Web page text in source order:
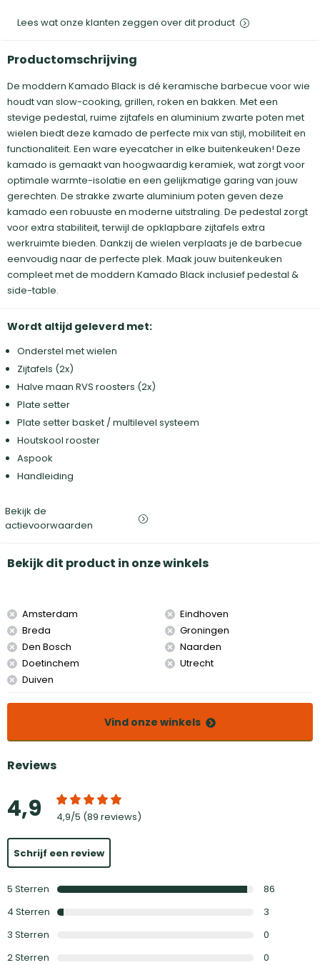
Lees wat onze klanten zeggen over dit product
Productomschrijving
De moddern Kamado Black is dé keramische barbecue voor wie
houdt van slow-cooking, grillen, roken en bakken. Met een
stevige pedestal, ruime zijtafels en aluminium zwarte poten met
wielen biedt deze kamado de perfecte mix van stijl, mobiliteit en
functionaliteit. Een ware eyecatcher in elke buitenkeuken! Deze
kamado is gemaakt van hoogwaardig keramiek, wat zorgt voor
optimale warmte-isolatie en een gelijkmatige garing van jouw
gerechten. De strakke zwarte aluminium poten geven deze
kamado een robuuste en moderne uitstraling. De pedestal zorgt
voor extra stabiliteit, terwijl de opklapbare zijtafels extra
werkruimte bieden. Dankzij de wielen verplaats je de barbecue
eenvoudig naar de perfecte plek. Maak jouw buitenkeuken
compleet met de moddern Kamado Black inclusief pedestal &
side-table.
Wordt altijd geleverd met:
Onderstel met wielen
Zijtafels (2x)
Halve maan RVS roosters (2x)
Plate setter
Plate setter basket / multilevel systeem
Houtskool rooster
Aspook
Handleiding
Bekijk de
actievoorwaarden
Bekijk dit product in onze winkels
Amsterdam
Breda
Den Bosch
Doetinchem
Duiven
Eindhoven
Groningen
Naarden
Utrecht
Vind onze winkels
Reviews
4,9 4,9/5 (89 reviews)
Schrijf een review
5 Sterren
86
4 Sterren
3
3 Sterren
0
2Sterren
0